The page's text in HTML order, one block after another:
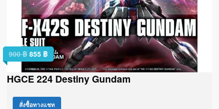
900฿ 855 ฿
HGCE 224 Destiny Gundam
สั่งซื้อทางแชท